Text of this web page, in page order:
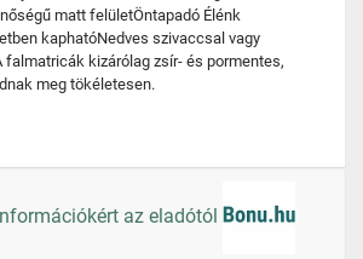
matt felületÖntapadó Élénk
kaphatóNedves szivaccsal vagy
falmatricák kizárólag zsír- és pormentes,
meg tökéletesen.
az eladótól